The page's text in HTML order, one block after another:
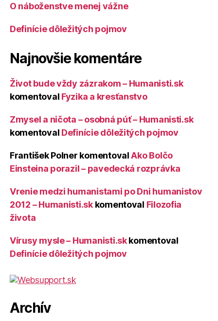
O náboženstve menej vážne
Definície dôležitých pojmov
Najnovšie komentáre
Život bude vždy zázrakom – Humanisti.sk
komentoval Fyzika a kresťanstvo
Zmysel a ničota – osobná púť – Humanisti.sk
komentoval Definície dôležitých pojmov
František Polner komentovalAko Bolčo
Einsteina porazil – pavedecká rozprávka
Vrenie medzi humanistami po Dni humanistov
2012 – Humanisti.skkomentoval Filozofia
života
Vírusy mysle – Humanisti.skkomentoval
Definície dôležitých pojmov
Archív